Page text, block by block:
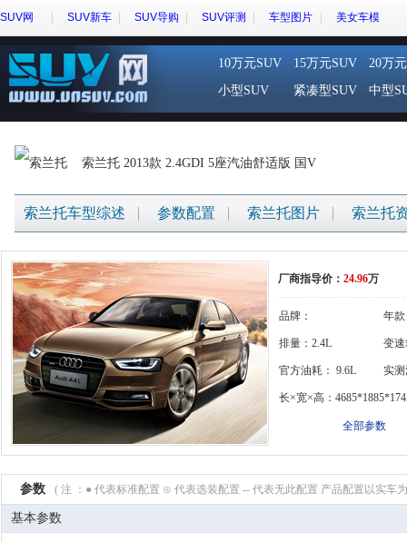
SUV网 SUV新车 SUV导购 SUV评测 车型图片 美女车模
10万元SUV 15万元SUV
20万
小型SUV
紧凑型SUV 中型
索兰托 2013款 2.4GDI 5座汽油舒适版 国V
索兰托车型综述 参数配置 索兰托图片 索兰托
厂商指导价： 24.96万
品牌：
{gigi:brandname}
年款
排量：2.4L 变
体
官方油耗： 9.6L 实
长×宽×高：
全部参数
参数 ( 注 ：● 代表标准配置 ⊙ 代表选装配置 -- 代表无此配置 产品配置以实车
基本参数